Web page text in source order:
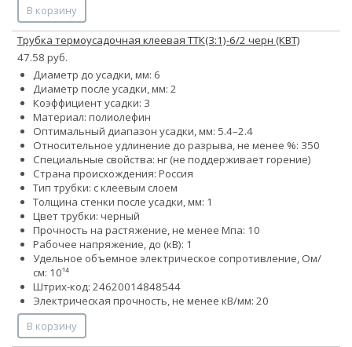
В корзину
Трубка термоусадочная клеевая ТТК(3:1)-6/2 черн (КВТ)
47.58 руб.
Диаметр до усадки, мм: 6
Диаметр после усадки, мм: 2
Коэффициент усадки: 3
Материал: полиолефин
Оптимальный диапазон усадки, мм: 5.4–2.4
Относительное удлинение до разрыва, не менее %: 350
Специальные свойства: нг (не поддерживает горение)
Страна происхождения: Россия
Тип трубки: с клеевым слоем
Толщина стенки после усадки, мм: 1
Цвет трубки: черный
Прочность на растяжение, не менее Мпа: 10
Рабочее напряжение, до (кВ): 1
Удельное объемное электрическое сопротивление, Ом/
см: 10¹⁴
Штрих-код: 24620014848544
Электрическая прочность, не менее кВ/мм: 20
В корзину